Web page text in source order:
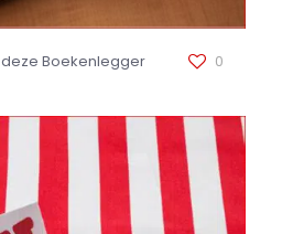
Boekenlegger 0